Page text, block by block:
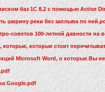
баз 1С 8.2 с помощью Active
ширину реки без заплыва по
советов 100-летней давности на
которые стоит
Microsoft Word, о которых Вы
Google.pdf